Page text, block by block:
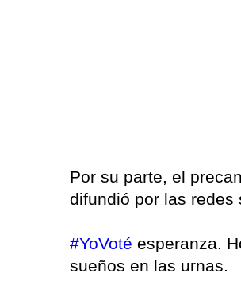
Por su parte, el
difundió por las redes
#YoVoté esperanza.
sueños en las urnas.